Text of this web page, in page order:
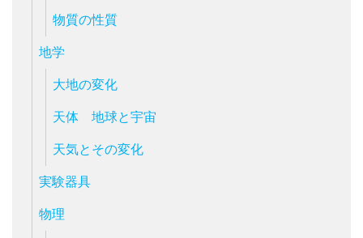
物質の性質
地学
大地の変化
天体 地球と宇宙
天気とその変化
実験器具
物理